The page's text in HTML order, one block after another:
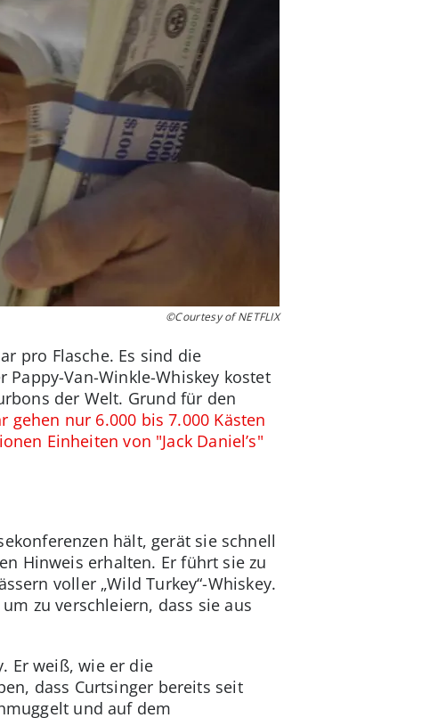
©Courtesy of NETFLIX
pro Flasche. Es sind die
Van-Winkle-Whiskey kostet
der Welt. Grund für den
gehen nur 6.000 bis 7.000 Kästen
Einheiten von "Jack Daniel’s"
hält, gerät sie schnell
Hinweis erhalten. Er führt sie zu
voller „Wild Turkey“-Whiskey.
zu verschleiern, dass sie aus
Er weiß, wie er die
dass Curtsinger bereits seit
und auf dem